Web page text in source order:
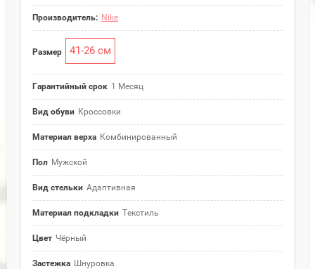
Производитель: Nike
Размер 41-26 см
Гарантийный срок 1 Месяц
Вид обуви Кроссовки
Материал верха Комбинированный
Пол Мужской
Вид стельки Адаптивная
Материал подкладки Текстиль
Цвет Чёрный
Застежка Шнуровка